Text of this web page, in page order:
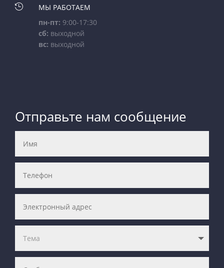

МЫ РАБОТАЕМ
пн-пт: 9:00-17:30
сб: выходной
вс: выходной
Отправьте нам сообщение